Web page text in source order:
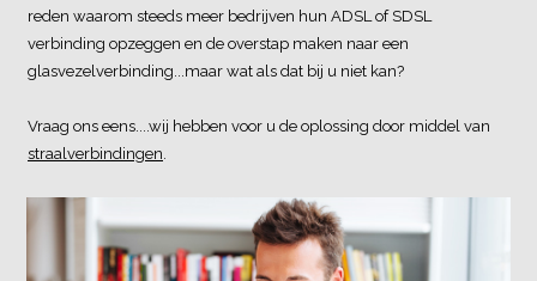
reden waarom steeds meer bedrijven hun ADSL of SDSL
verbinding opzeggen en de overstap maken naar een
glasvezelverbinding...maar wat als dat bij u niet kan?
Vraag ons eens....wij hebben voor u de oplossing door middel van
straalverbindingen.